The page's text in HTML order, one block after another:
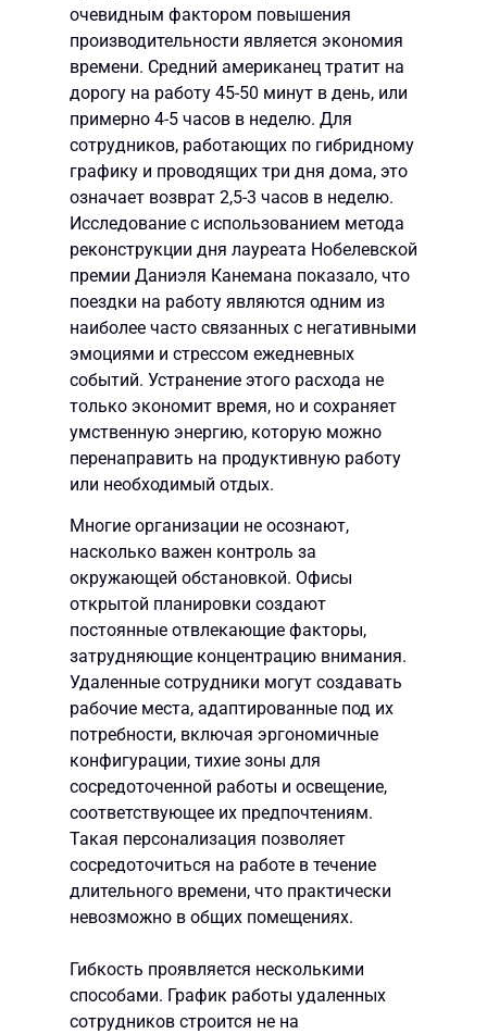
очевидным фактором повышения
производительности является экономия
времени. Средний американец тратит на
дорогу на работу 45-50 минут в день, или
примерно 4-5 часов в неделю. Для
сотрудников, работающих по гибридному
графику и проводящих три дня дома, это
означает возврат 2,5-3 часов в неделю.
Исследование с использованием метода
реконструкции дня лауреата Нобелевской
премии Даниэля Канемана показало, что
поездки на работу являются одним из
наиболее часто связанных с негативными
эмоциями и стрессом ежедневных
событий. Устранение этого расхода не
только экономит время, но и сохраняет
умственную энергию, которую можно
перенаправить на продуктивную работу
или необходимый отдых.
Многие организации не осознают,
насколько важен контроль за
окружающей обстановкой. Офисы
открытой планировки создают
постоянные отвлекающие факторы,
затрудняющие концентрацию внимания.
Удаленные сотрудники могут создавать
рабочие места, адаптированные под их
потребности, включая эргономичные
конфигурации, тихие зоны для
сосредоточенной работы и освещение,
соответствующее их предпочтениям.
Такая персонализация позволяет
сосредоточиться на работе в течение
длительного времени, что практически
невозможно в общих помещениях.
Гибкость проявляется несколькими
способами. График работы удаленных
сотрудников строится не на